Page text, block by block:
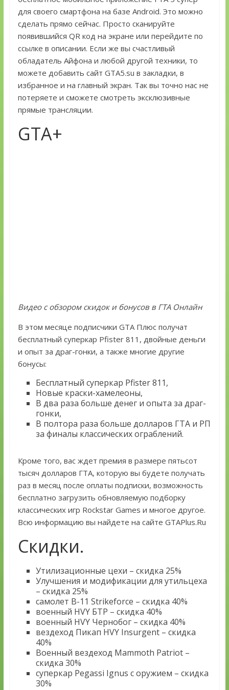
для своего смартфона на базе Android. Это можно
сделать прямо сейчас. Просто сканируйте
появившийся QR код на экране или перейдите по
ссылке в описании. Если же вы счастливый
обладатель Айфона и любой другой техники, то
можете добавить сайт GTA5.su в закладки, в
избранное и на главный экран. Так вы точно нас не
потеряете и сможете смотреть эксклюзивные
прямые трансляции.
GTA+
Видео с обзором скидок и бонусов в ГТА Онлайн
В этом месяце подписчики GTA Плюс получат
бесплатный суперкар Pfister 811, двойные деньги
и опыт за драг-гонки, а также многие другие
бонусы:
Бесплатный суперкар Pfister 811,
Новые краски-хамелеоны,
В два раза больше денег и опыта за драг-
гонки,
В полтора раза больше долларов ГТА и РП
за финалы классических ограблений.
Кроме того, вас ждет премия в размере пятьсот
тысяч долларов ГТА, которую вы будете получать
раз в месяц после оплаты подписки, возможность
бесплатно загрузить обновляемую подборку
классических игр Rockstar Games и многое другое.
Всю информацию вы найдете на сайте GTAPlus.Ru
Скидки.
Утилизационные цехи – скидка 25%
Улучшения и модификации для утильцеха
– скидка 25%
самолет B-11 Strikeforce – скидка 40%
военный HVY БТР – скидка 40%
военный HVY Чернобог – скидка 40%
вездеход Пикап HVY Insurgent – скидка
40%
Военный вездеход Mammoth Patriot –
скидка 30%
суперкар Pegassi Ignus с оружием – скидка
30%